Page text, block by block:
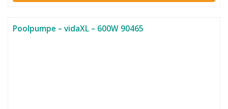
Poolpumpe – vidaXL – 600W 90465